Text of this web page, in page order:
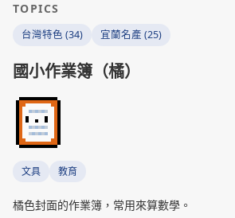
TOPICS
台灣特色 (34) 宜蘭名產 (25)
國小作業簿（橘）
文具 教育
橘色封面的作業簿，常用來算數學。